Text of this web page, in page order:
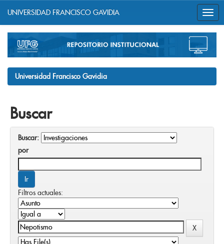
navigation
UNIVERSIDAD FRANCISCO GAVIDIA
Universidad Francisco Gavidia
Buscar
Buscar:
por
Filtros actuales: